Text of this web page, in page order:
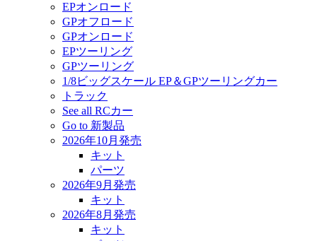
EPオンロード
GPオフロード
GPオンロード
EPツーリング
GPツーリング
1/8ビッグスケール EP＆GPツーリングカー
トラック
See all RCカー
Go to 新製品
2026年10月発売
キット
パーツ
2026年9月発売
キット
2026年8月発売
キット